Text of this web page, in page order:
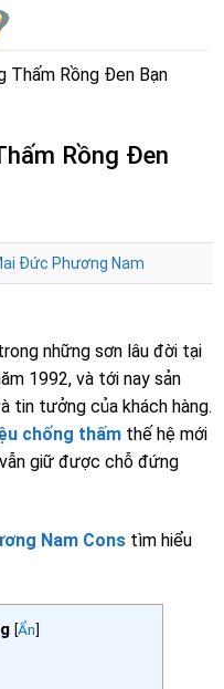
Thấm Rồng Đen Bạn
Rồng Đen
Đức Phương Nam
những sơn lâu đời tại
1992, và tới nay sản
tin tưởng của khách hàng.
chống thấm thế hệ mới
vẫn giữ được chỗ đứng
Nam Cons tìm hiểu
[Ẩn]